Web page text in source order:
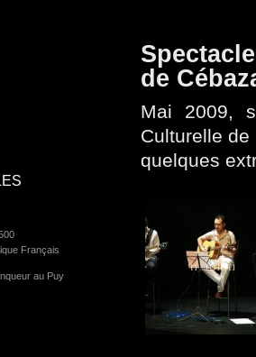
de
Mai 2009,
Culturelle
quelques
Français
au Puy